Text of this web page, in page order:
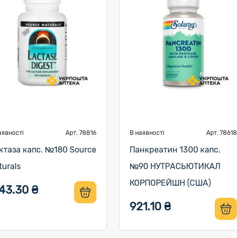
Арт. 78816
капс. №180 Source
₴
В наявності Арт. 78618
Панкреатин 1300 капс.
№90 НУТРАСЬЮТИКАЛ
КОРПОРЕЙШН (США)
921.10 ₴